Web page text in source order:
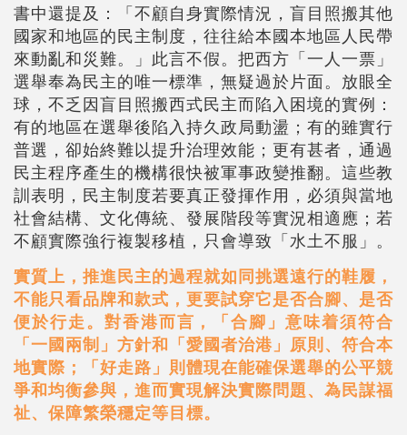
書中還提及：「不顧自身實際情況，盲目照搬其他
國家和地區的民主制度，往往給本國本地區人民帶
來動亂和災難。」此言不假。把西方「一人一票」
選舉奉為民主的唯一標準，無疑過於片面。放眼全
球，不乏因盲目照搬西式民主而陷入困境的實例：
有的地區在選舉後陷入持久政局動盪；有的雖實行
普選，卻始終難以提升治理效能；更有甚者，通過
民主程序產生的機構很快被軍事政變推翻。這些教
訓表明，民主制度若要真正發揮作用，必須與當地
社會結構、文化傳統、發展階段等實況相適應；若
不顧實際強行複製移植，只會導致「水土不服」。
實質上，推進民主的過程就如同挑選遠行的鞋履，
不能只看品牌和款式，更要試穿它是否合腳、是否
便於行走。對香港而言，「合腳」意味着須符合
「一國兩制」方針和「愛國者治港」原則、符合本
地實際；「好走路」則體現在能確保選舉的公平競
爭和均衡參與，進而實現解決實際問題、為民謀福
祉、保障繁榮穩定等目標。